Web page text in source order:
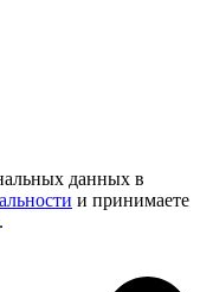
данных в
и принимаете
.